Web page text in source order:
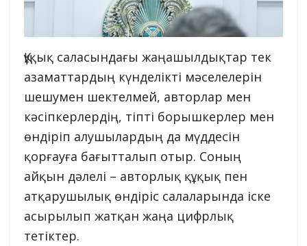
Құқық саласындағы жаңашылдықтар тек
азаматтардың күнделікті мәселелерін
шешумен шектелмей, авторлар мен
кәсіпкерлердің, тіпті борышкерлер мен
өндіріп алушылардың да мүддесін
қорғауға бағытталып отыр. Соның
айқын дәлелі – авторлық құқық пен
атқарушылық өндіріс салаларында іске
асырылып жатқан жаңа цифрлық
тетіктер.